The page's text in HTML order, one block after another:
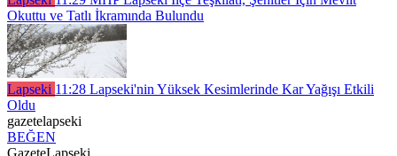
Okuttu ve Tatlı İkramında Bulundu
Lapseki 11:28 Lapseki'nin Yüksek Kesimlerinde Kar Yağışı Etkili
Oldu
gazetelapseki
BEĞEN
GazeteLapseki